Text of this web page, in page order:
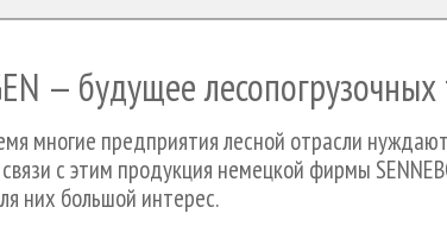
— будущее
многие предприятия лесной отрасли
связи с этим продукция немецкой фирмы
них большой интерес.